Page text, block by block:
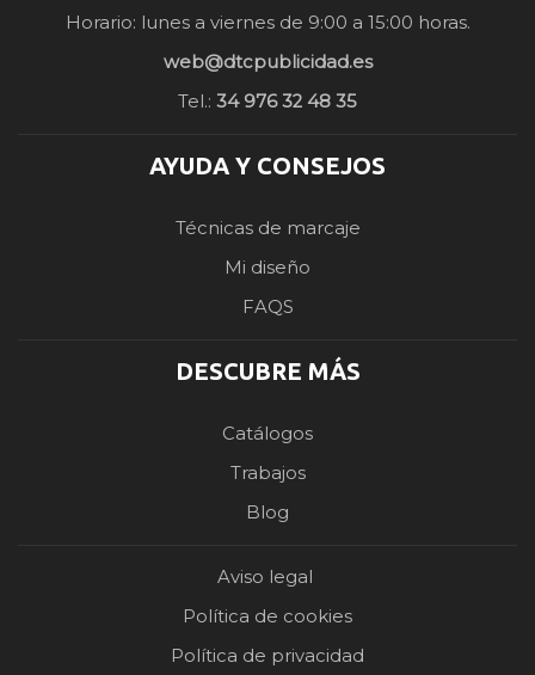
Horario: lunes a viernes de 9:00 a 15:00 horas.
web@dtcpublicidad.es
Tel.: 34 976 32 48 35
AYUDA Y CONSEJOS
Técnicas de marcaje
Mi diseño
FAQS
DESCUBRE MÁS
Catálogos
Trabajos
Blog
Aviso legal
Política de cookies
Política de privacidad